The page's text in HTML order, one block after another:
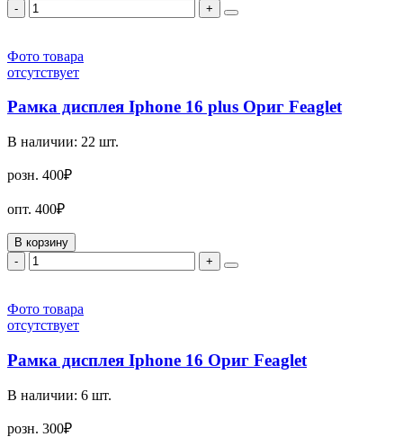
-
+
Фото товара
отсутствует
Рамка дисплея Iphone 16 plus Ориг Feaglet
В наличии: 22 шт.
розн. 400₽
опт. 400₽
В корзину
-
+
Фото товара
отсутствует
Рамка дисплея Iphone 16 Ориг Feaglet
В наличии: 6 шт.
розн. 300₽